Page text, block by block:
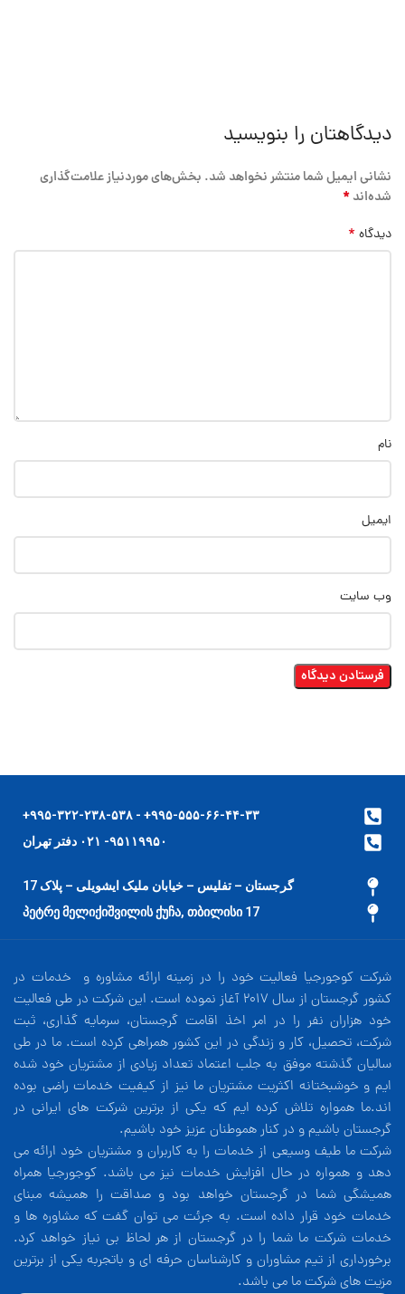
دیدگاهتان را بنویسید
نشانی ایمیل شما منتشر نخواهد شد. بخش‌های موردنیاز علامت‌گذاری
شده‌اند*
دیدگاه *
نام
ایمیل
وب‌ سایت
۹۹۵-۵۵۵-۶۶-۴۴-۳۳+ - ۹۹۵-۳۲۲-۲۳۸-۵۳۸+
۹۵۱۱۹۹۵۰- ۰۲۱ دفتر تهران
گرجستان – تفلیس – خیابان ملیک ایشویلی – پلاک 17
17 პეტრე მელიქიშვილის ქუჩა, თბილისი
شرکت کوجورجیا فعالیت خود را در زمینه ارائه مشاوره و خدمات در
کشور گرجستان از سال 2017 آغاز نموده است. این شرکت در طی فعالیت
خود هزاران نفر را در امر اخذ اقامت گرجستان، سرمایه گذاری، ثبت
شرکت، تحصیل، کار و زندگی در این کشور همراهی کرده است. ما در طی
سالیان گذشته موفق به جلب اعتماد تعداد زیادی از مشتریان خود شده
ایم و خوشبختانه اکثریت مشتریان ما نیز از کیفیت خدمات راضی بوده
اند.ما همواره تلاش کرده ایم که یکی از برترین شرکت های ایرانی در
گرجستان باشیم و در کنار هموطنان عزیز خود باشیم.
شرکت ما طیف وسیعی از خدمات را به کاربران و مشتریان خود ارائه می
دهد و همواره در حال افزایش خدمات نیز می باشد. کوجورجیا همراه
همیشگی شما در گرجستان خواهد بود و صداقت را همیشه مبنای
خدمات خود قرار داده است. به جرئت می توان گفت که مشاوره ها و
خدمات شرکت ما شما را در گرجستان از هر لحاظ بی نیاز خواهد کرد.
برخورداری از تیم مشاوران و کارشناسان حرفه ای و باتجربه یکی از برترین
مزیت های شرکت ما می باشد.